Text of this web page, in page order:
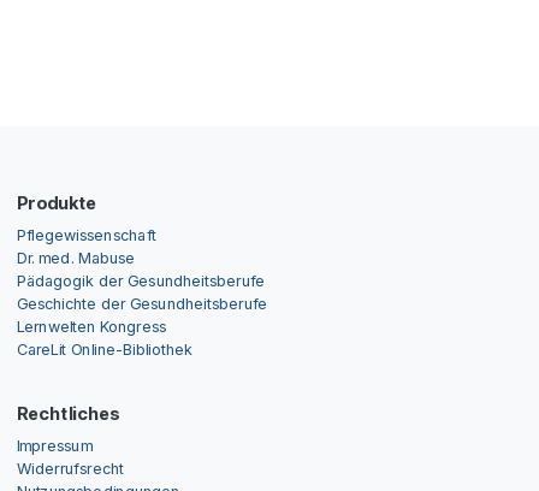
Produkte
Pflegewissenschaft
Dr. med. Mabuse
Pädagogik der Gesundheitsberufe
Geschichte der Gesundheitsberufe
Lernwelten Kongress
CareLit Online-Bibliothek
Rechtliches
Impressum
Widerrufsrecht